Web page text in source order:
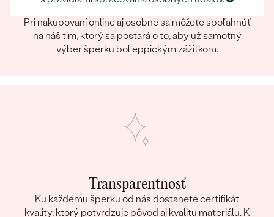
Eppický zážitok
Pri nakupovaní online aj osobne sa môžete spoľahnúť
na náš tím, ktorý sa postará o to, aby už samotný
výber šperku bol eppickým zážitkom.
Transparentnosť
Ku každému šperku od nás dostanete certifikát
kvality, ktorý potvrdzuje pôvod aj kvalitu materiálu. K